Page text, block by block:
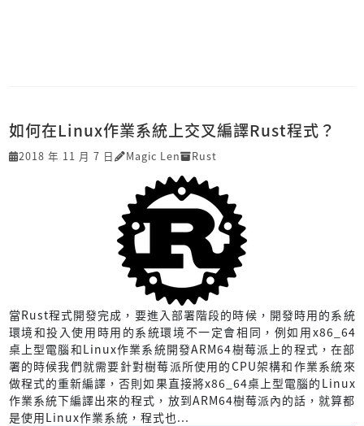
如何在Linux作業系統上交叉編譯Rust程式？
2018 年 11 月 7 日 Magic Len Rust
當Rust程式開發完成，要進入部署階段的時候，開發時用的系統
環境和投入使用時用的系統環境不一定會相同，例如用x86_64
桌上型電腦和Linux作業系統開發ARM64樹莓派上的程式，在部
署的時候我們就需要針對樹莓派所使用的CPU架構和作業系統來
做程式的重新編譯，否則如果直接將x86_64桌上型電腦的Linux
作業系統下編譯出來的程式，放到ARM64樹莓派內的話，就算都
是使用Linux作業系統，程式也...